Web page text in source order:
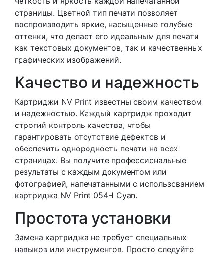
страницы. Цветной тип печати позволяет
воспроизводить яркие, насыщенные голубые
оттенки, что делает его идеальным для печати
как текстовых документов, так и качественных
графических изображений.
Качество и надежность
Картриджи NV Print известны своим качеством
и надежностью. Каждый картридж проходит
строгий контроль качества, чтобы
гарантировать отсутствие дефектов и
обеспечить однородность печати на всех
страницах. Вы получите профессиональные
результаты с каждым документом или
фотографией, напечатанными с использованием
картриджа NV Print 054H Cyan.
Простота установки
Замена картриджа не требует специальных
навыков или инструментов. Просто следуйте